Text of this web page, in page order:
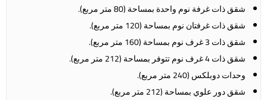
شقق ذات غرفة نوم واحدة بمساحة (80 متر مربع).
شقق ذات غرفتان نوم بمساحة (120 متر مربع).
شقق ذات 3 غرف نوم بمساحة (160 متر مربع).
شقق ذات 4 غرف نوم تتوفر بمساحة (212 متر مربع).
وحدات دوبلكس (240 متر مربع).
شقق دور علوي بمساحة (212 متر مربع).